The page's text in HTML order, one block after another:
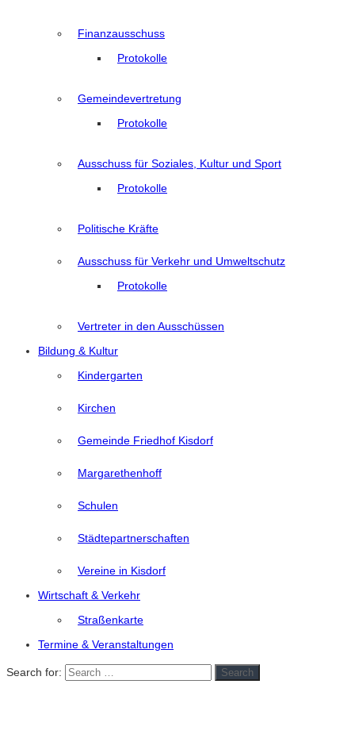
Finanzausschuss
Protokolle
Gemeindevertretung
Protokolle
Ausschuss für Soziales, Kultur und Sport
Protokolle
Politische Kräfte
Ausschuss für Verkehr und Umweltschutz
Protokolle
Vertreter in den Ausschüssen
Bildung & Kultur
Kindergarten
Kirchen
Gemeinde Friedhof Kisdorf
Margarethenhoff
Schulen
Städtepartnerschaften
Vereine in Kisdorf
Wirtschaft & Verkehr
Straßenkarte
Termine & Veranstaltungen
Search for: Search